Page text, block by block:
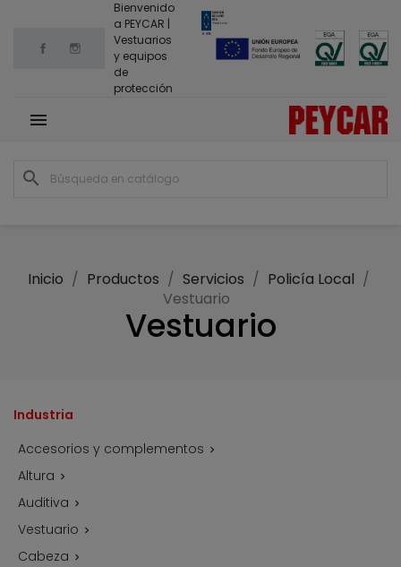
FacebookInstagram
Bienvenido
a PEYCAR |
Vestuarios
y equipos
de
protección

search
Inicio Productos Servicios
Policía Local
Vestuario
Vestuario
Industria
Accesorios y complementos 
Altura 
Auditiva 
Vestuario 
Cabeza 